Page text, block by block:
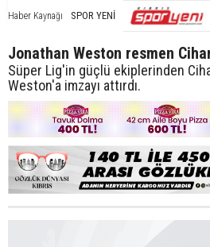
Haber Kaynağı SPOR YENİ
Jonathan Weston resmen
Süper Lig'in güçlü ekiplerinden
Weston'a imzayı attırdı.